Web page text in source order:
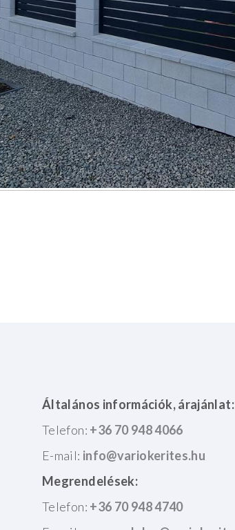
Általános információk, árajánlat:
Telefon: +36 70 948 4066
E-mail:
Megrendelések:
Telefon: +36 70 948 4740